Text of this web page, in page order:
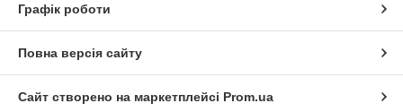
Графік роботи
Повна версія сайту
Сайт створено на маркетплейсі Prom.ua